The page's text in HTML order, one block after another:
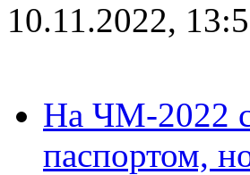
10.11.2022,
На ЧМ-2022
паспортом,